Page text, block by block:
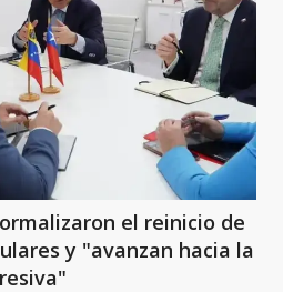
el reinicio de
y "avanzan hacia la